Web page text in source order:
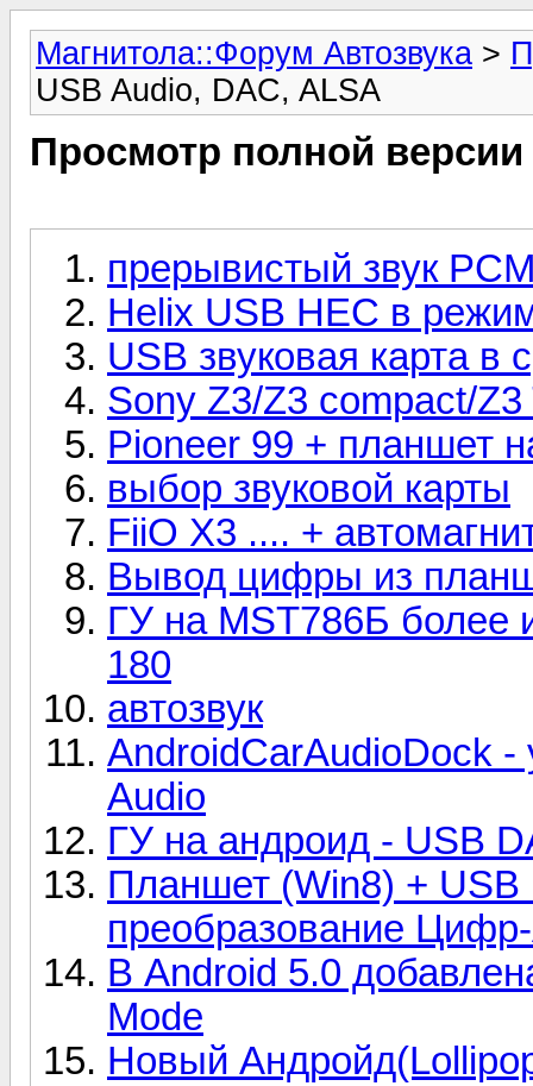
Магнитола::Форум Автозвука >
USB Audio, DAC, ALSA
Просмотр полной
прерывистый звук
Helix USB HEC в
USB звуковая карта в
Sony Z3/Z3 compact/
Pioneer 99 + планшет
выбор звуковой карты
FiiO X3 .... +
Вывод цифры из
ГУ на MST786Б более
180
автозвук
AndroidCarAudioDock
Audio
ГУ на андроид - USB
Планшет (Win8) + USB
преобразование
В Android 5.0
Mode
Новый